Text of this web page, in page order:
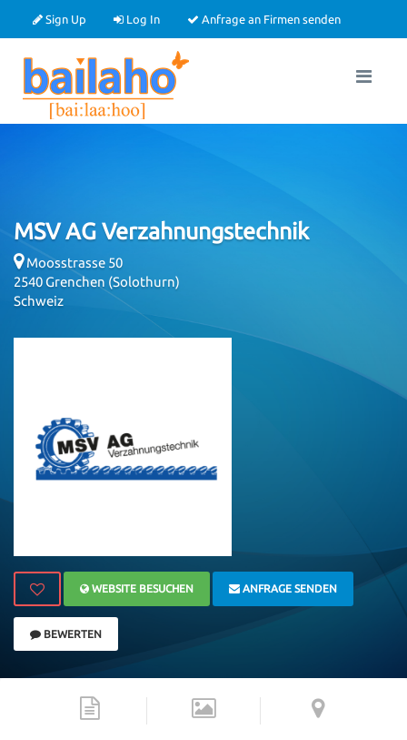
Sign Up Log In Anfrage an Firmen senden
MSV AG Verzahnungstechnik
Moosstrasse 50
2540 Grenchen (Solothurn)
Schweiz
WEBSITE BESUCHEN ANFRAGE SENDEN
BEWERTEN